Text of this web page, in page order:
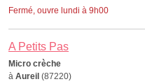
Fermé, ouvre lundi à 9h00
A Petits Pas
Micro crèche
à Aureil (87220)